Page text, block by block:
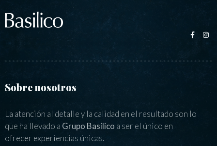
Sobre nosotros
La atención al detalle y la calidad en el resultado son lo
que ha llevado a Grupo Basilico a ser el único en
ofrecer experiencias únicas.